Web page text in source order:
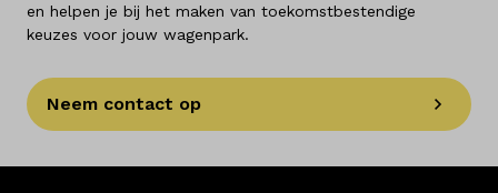
en helpen je bij het maken van toekomstbestendige
keuzes voor jouw wagenpark.
Neem contact op